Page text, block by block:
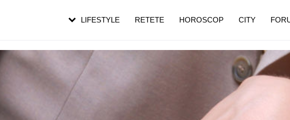
LIFESTYLE RETETE HOROSCOP CITY
pe măsură ce înaintezi în vârstă